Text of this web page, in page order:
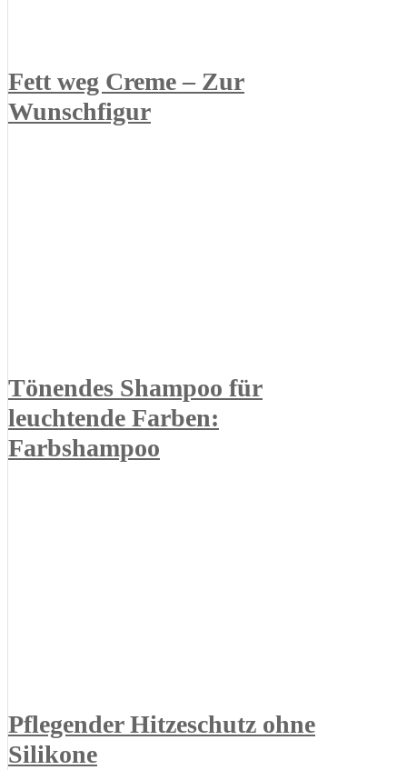
Fett weg Creme – Zur
Wunschfigur
Tönendes Shampoo für
leuchtende Farben:
Farbshampoo
Pflegender Hitzeschutz ohne
Silikone